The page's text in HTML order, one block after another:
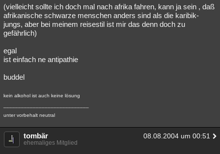
Musik Clash Verbesserungen Allmystery English
Übersichten
Besucht
Lesenswert
(vielleicht sollte ich doch mal nach afrika fahren, kann ja sein , daß
afrikanische schwarze menschen anders sind als die karibik-
jungs, aber bei meinem reisestil ist mir das denn doch zu
gefährlich)
egal
ist einfach ne antipathie
buddel
kein alkohol ist auch keine lösung
unter vorbehalt neutral
tombär 08.08.2004 um 00:51
ehemaliges Mitglied